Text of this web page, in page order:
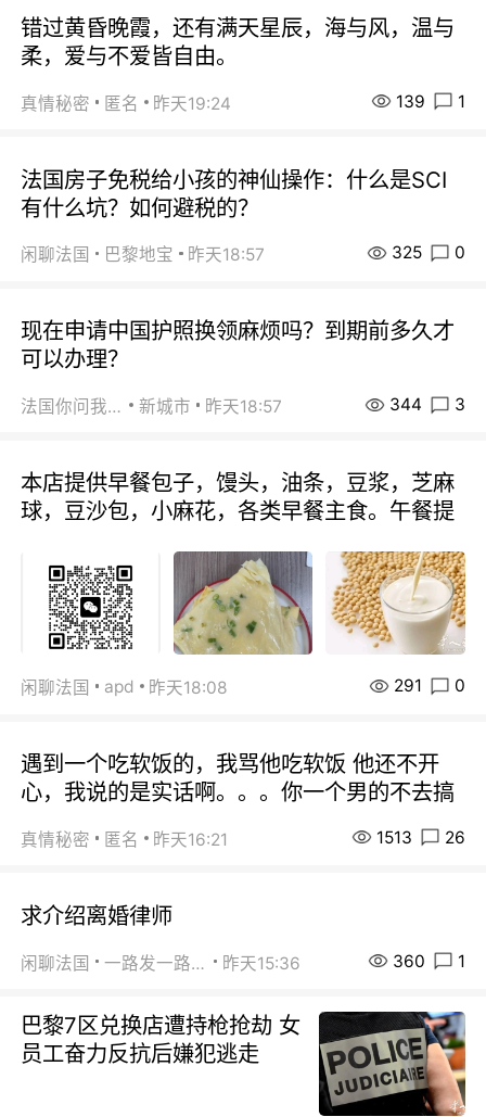
错过黄昏晚霞，还有满天星辰，海与风，温与
柔，爱与不爱皆自由。
真情秘密 匿名 昨天19:24 139 1
法国房子免税给小孩的神仙操作：什么是SCI
有什么坑？如何避税的？
闲聊法国 巴黎地宝 昨天18:57 325 0
现在申请中国护照换领麻烦吗？到期前多久才
可以办理？
法国你问我答 新城市 昨天18:57 344 3
本店提供早餐包子，馒头，油条，豆浆，芝麻
球，豆沙包，小麻花，各类早餐主食。午餐提
闲聊法国 apd 昨天18:08 291 0
遇到一个吃软饭的，我骂他吃软饭 他还不开
心，我说的是实话啊。。。你一个男的不去搞
真情秘密 匿名 昨天16:21 1513 26
求介绍离婚律师
闲聊法国 一路发一路发 昨天15:36 360 1
巴黎7区兑换店遭持枪抢劫 女
员工奋力反抗后嫌犯逃走